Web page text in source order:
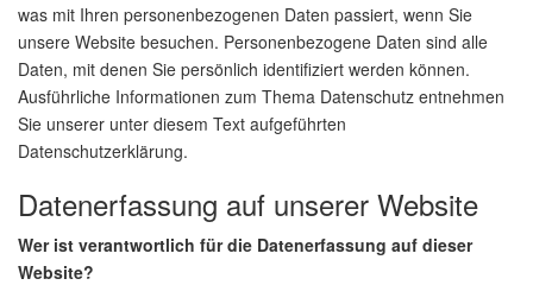
was mit Ihren personenbezogenen Daten passiert, wenn Sie
unsere Website besuchen. Personenbezogene Daten sind alle
Daten, mit denen Sie persönlich identifiziert werden können.
Ausführliche Informationen zum Thema Datenschutz entnehmen
Sie unserer unter diesem Text aufgeführten
Datenschutzerklärung.
Datenerfassung auf unserer Website
Wer ist verantwortlich für die Datenerfassung auf dieser
Website?